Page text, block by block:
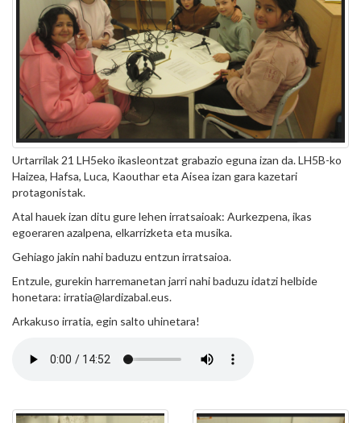
Urtarrilak 21 LH5eko ikasleontzat grabazio eguna izan da. LH5B-ko
Haizea, Hafsa, Luca, Kaouthar eta Aisea izan gara kazetari
protagonistak.
Atal hauek izan ditu gure lehen irratsaioak: Aurkezpena, ikas
egoeraren azalpena, elkarrizketa eta musika.
Gehiago jakin nahi baduzu entzun irratsaioa.
Entzule, gurekin harremanetan jarri nahi baduzu idatzi helbide
honetara: irratia@lardizabal.eus.
Arkakuso irratia, egin salto uhinetara!